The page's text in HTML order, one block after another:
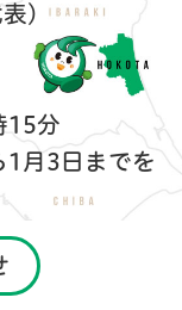
)
15分
月3日までを